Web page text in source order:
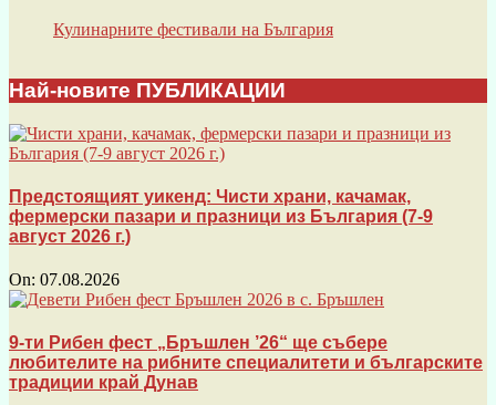
Кулинарните фестивали на България
Най-новите ПУБЛИКАЦИИ
Предстоящият уикенд: Чисти храни, качамак,
фермерски пазари и празници из България (7-9
август 2026 г.)
On: 07.08.2026
9-ти Рибен фест „Бръшлен ’26“ ще събере
любителите на рибните специалитети и българските
традиции край Дунав